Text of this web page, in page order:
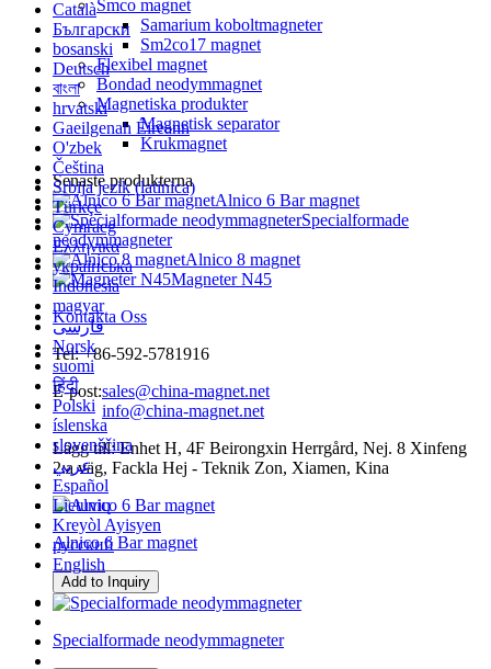
Català
Български
bosanski
Deutsch
বাংলা
hrvatski
Gaeilgenah Éireann
O'zbek
Čeština
Srbija jezik (latinica)
Türkçe
Cymraeg
Ελληνικά
українська
Indonesia
magyar
فارسی
Norsk
suomi
हिंदी
Polski
íslenska
slovenščina
عربي
Español
Lietuvių
Kreyòl Ayisyen
русский
English
Smco magnet
Samarium koboltmagneter
Sm2co17 magnet
Flexibel magnet
Bondad neodymmagnet
Magnetiska produkter
Magnetisk separator
Krukmagnet
Senaste produkterna
Alnico 6 Bar magnet
Specialformade
neodymmagneter
Alnico 8 magnet
Magneter N45
Kontakta Oss
Tel: +86-592-5781916
E-post:sales@china-magnet.net
info@china-magnet.net
Lägg till: Enhet H, 4F Beirongxin Herrgård, Nej. 8 Xinfeng
2:a väg, Fackla Hej - Teknik Zon, Xiamen, Kina
Alnico 6 Bar magnet
Add to Inquiry
Specialformade neodymmagneter